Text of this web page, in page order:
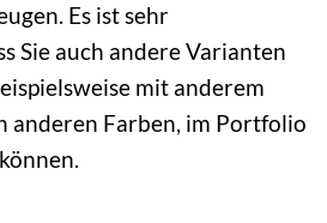
Es ist sehr
Sie auch andere Varianten
mit anderem
anderen Farben, im Portfolio